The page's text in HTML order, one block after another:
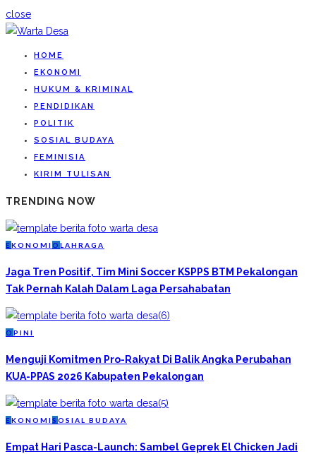
close
HOME
EKONOMI
HUKUM & KRIMINAL
PENDIDIKAN
POLITIK
SOSIAL BUDAYA
FEMINISIA
KIRIM TULISAN
TRENDING NOW
EKONOMI O LAHRAGA
Jaga Tren Positif, Tim Mini Soccer KSPPS BTM Pekalongan
Tak Pernah Kalah Dalam Laga Persahabatan
O PINI
Menguji Komitmen Pro-Rakyat Di Balik Angka Perubahan
KUA-PPAS 2026 Kabupaten Pekalongan
EKONOMI S OSIAL BUDAYA
Empat Hari Pasca-Launch: Sambel Geprek El Chicken Jadi